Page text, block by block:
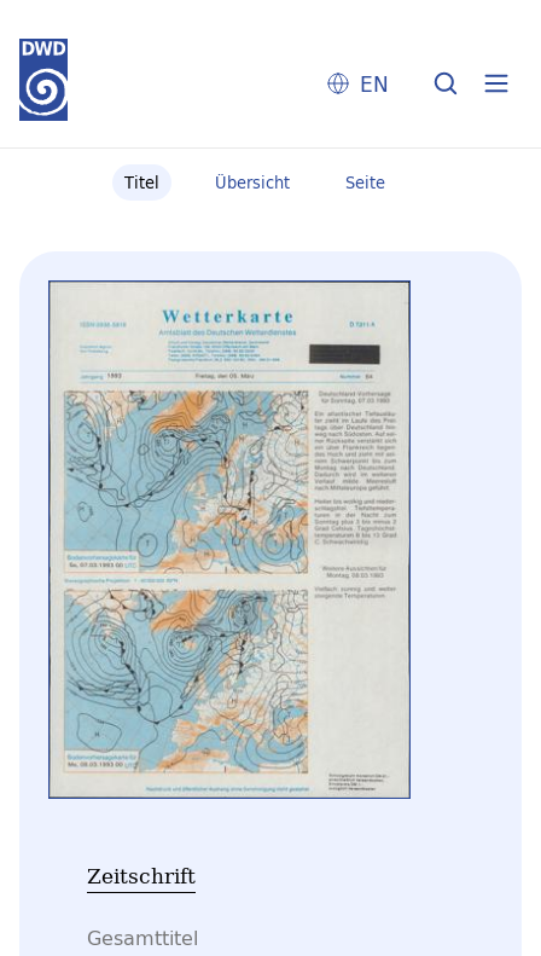
EN
Titel Übersicht Seite
Zeitschrift
Gesamttitel